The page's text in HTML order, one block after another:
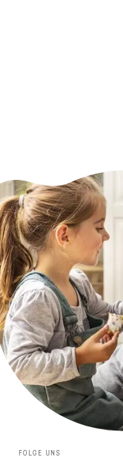
FOLGE UNS